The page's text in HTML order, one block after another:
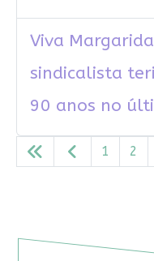
Viva
sindicalista
90 anos no
1 2